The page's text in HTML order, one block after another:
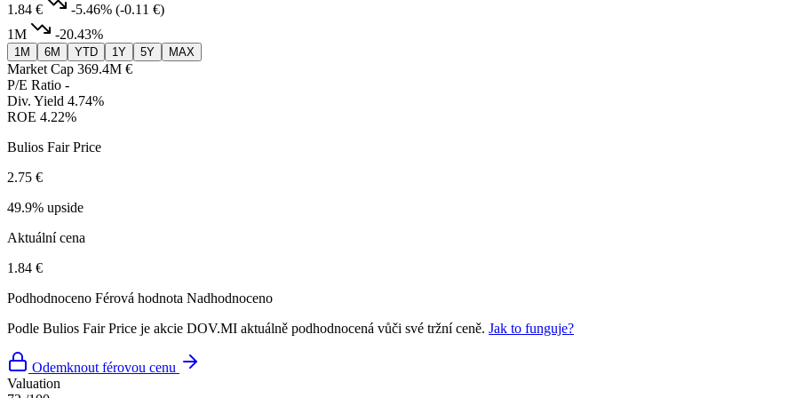
1.84 € -5.46% (-0.11 €)
1M
-20.43%
1M 6M YTD 1Y 5Y MAX
Market Cap 369.4M €
P/E Ratio -
Div. Yield 4.74%
ROE 4.22%
Bulios Fair Price
2.75 €
49.9% upside
Aktuální cena
1.84 €
Podhodnoceno Férová hodnota Nadhodnoceno
Podle Bulios Fair Price je akcie DOV.MI aktuálně podhodnocená vůči své tržní ceně. Jak to funguje?
Odemknout férovou cenu
Valuation